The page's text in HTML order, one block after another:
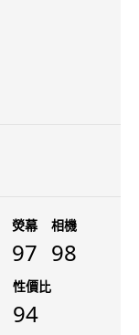
熒幕
97
相機
98
性價比
94